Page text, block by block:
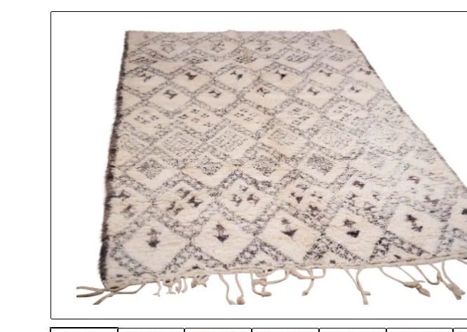
Pip Studio carpets